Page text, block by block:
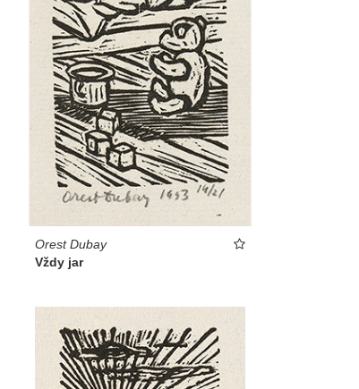
Orest Dubay
Vždy jar